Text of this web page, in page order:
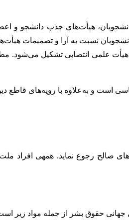
هیأت‌های جذب دانشجو و
نسبت به آرا و تصمیمات
هیأت علمی انتصابی تشکیل می‌شود.
است و به‌علاوه با رویه‌های قاطع
رجوع‏ نماید. همه‏ی افراد ملت‏
حقوق بشر از جمله مواد زیر